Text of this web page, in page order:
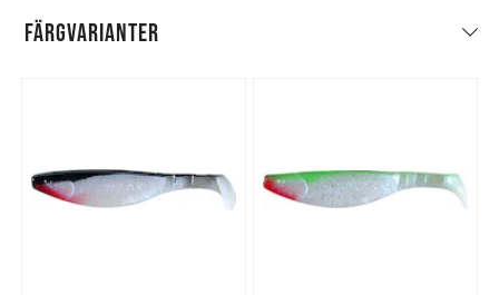
FÄRGVARIANTER